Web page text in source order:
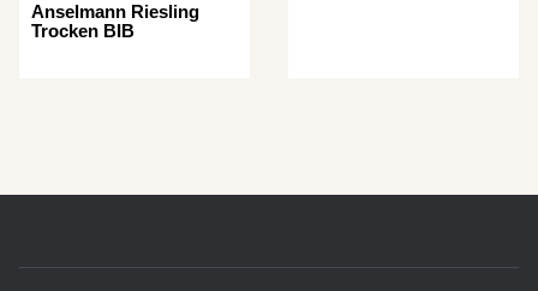
Anselmann Riesling
Trocken BIB